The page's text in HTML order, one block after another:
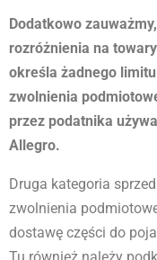
Dodatkowo
rozróżnienia na
określa żadnego
zwolnienia
przez podatnika
Allegro.
Druga kategoria
zwolnienia
dostawę części do